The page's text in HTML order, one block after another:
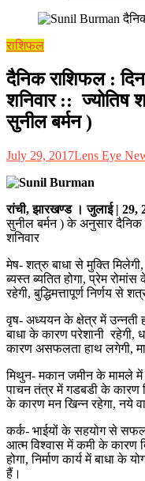
राशिफल
दैनिक राशिफल :
शनिवार :: ज्योतिष
सुनील बर्मन )
July 29, 2017Lens Eye
रांची, झारखण्ड । जुलाई | 29,
सुनील बर्मन ) के अनुसार दैनिक
शनिवार
मेष- शत्रु बाधा से मुक्ति
ब्यस्त ब्यतित होगा, प्रेम रोमांस
रहेगी, बुद्धिमत्तापूर्ण निर्णय से
वृष- अध्ययन के क्षेत्र में उन्नती
बाधा के कारण परेशानी रहेगी,
कारण असफलता हाथ लगेगी,
मिथुन- मकान जमीन के मामले में
पाचन तंत्र में गडबडी के कारण
के कारण मन खिन्न रहेगा, नये
कर्क- भाईयों के सहयोग से
आत्म विश्वास में कमी के कारण
होगा, निर्माण कार्य में बाधा के
हैं।